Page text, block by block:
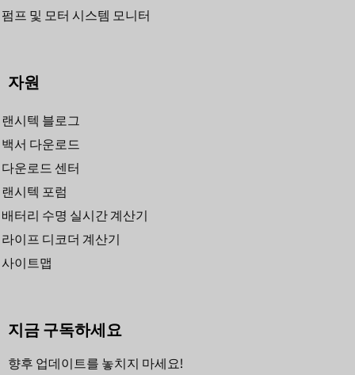
펌프 및 모터 시스템 모니터
자원
랜시텍 블로그
백서 다운로드
다운로드 센터
랜시텍 포럼
배터리 수명 실시간 계산기
라이프 디코더 계산기
사이트맵
지금 구독하세요
향후 업데이트를 놓치지 마세요!